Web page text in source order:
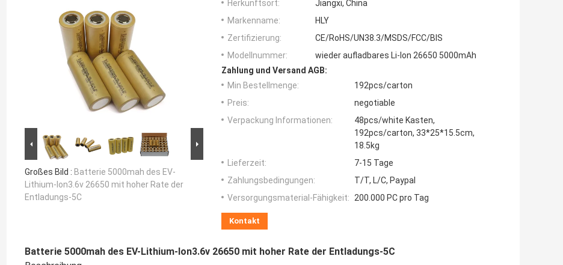
Großes Bild : Batterie 5000mah des EV-
Lithium-Ion3.6v 26650 mit hoher Rate der
Entladungs-5C
Herkunftsort:
Jiangxi, China
Markenname:
HLY
Zertifizierung:
CE/RoHS/UN38.3/MSDS/FCC/BIS
Modellnummer:
wieder aufladbares Li-Ion 26650 5000mAh
Zahlung und Versand AGB:
Min Bestellmenge:
192pcs/carton
Preis:
negotiable
Verpackung Informationen:
48pcs/white Kasten,
192pcs/carton, 33*25*15.5cm,
18.5kg
Lieferzeit:
7-15 Tage
Zahlungsbedingungen:
T/T, L/C, Paypal
Versorgungsmaterial-Fähigkeit: 200.000 PC pro Tag
Kontakt
Batterie 5000mah des EV-Lithium-Ion3.6v 26650 mit hoher Rate der Entladungs-5C